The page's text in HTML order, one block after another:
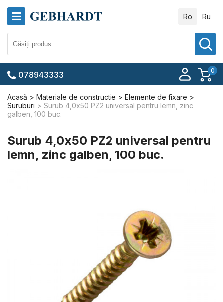
Ro Ru
0
078943333
Acasă Materiale de constructie
Elemente de fixare
Suruburi
Surub 4,0x50 PZ2 universal pentru lemn, zinc
galben, 100 buc.
Surub 4,0x50 PZ2 universal pentru
lemn, zinc galben, 100 buc.